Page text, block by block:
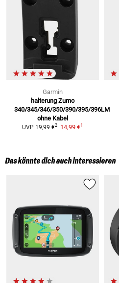
Garmin
halterung Zumo
340/345/346/350/390/395/396LM
ohne Kabel
UVP 19,99 €2 14,99 €1
Das könnte dich auch interessieren